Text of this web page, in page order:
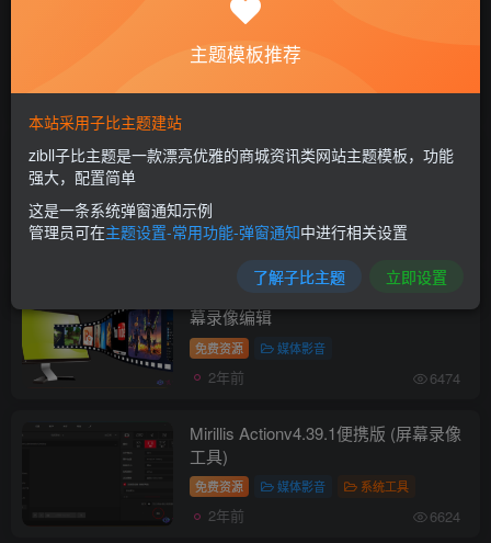
暗神Mirillis Action! v4.38.2 屏幕录制软
免费资源 媒体影音
2年前 6386
ApowerREC v1.6.8.21 傲软录屏中文破
免费资源
2年前
幕录像编辑
免费资源 媒体影音
2年前 6474
Mirillis Actionv4.39.1便携版 (屏幕录像
工具)
免费资源 媒体影音 系统工具
2年前 6624
主题模板推荐
本站采用子比主题建站
zibll子比主题是一款漂亮优雅的商城资讯类网站主题模板，功能
强大，配置简单
这是一条系统弹窗通知示例
管理员可在主题设置-常用功能-弹窗通知中进行相关设置
了解子比主题 立即设置